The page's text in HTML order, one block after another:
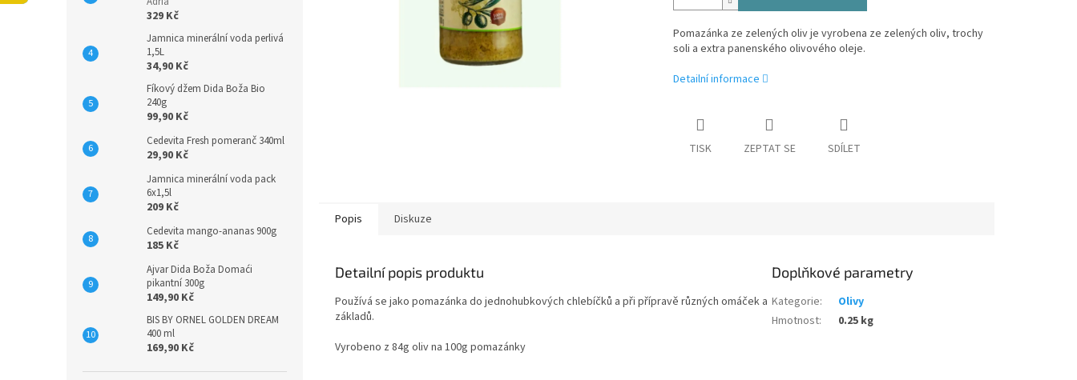
329 Kč
Jamnica minerální voda perlivá
1,5L
34,90 Kč
Fíkový džem Dida Boža Bio
240g
99,90 Kč
Cedevita Fresh pomeranč 340ml
29,90 Kč
Jamnica minerální voda pack
6x1,5l
209 Kč
Cedevita mango-ananas 900g
185 Kč
Ajvar Dida Boža Domaći
pikantní 300g
149,90 Kč
BIS BY ORNEL GOLDEN DREAM
400 ml
169,90 Kč
Pomazánka ze zelených oliv je vyrobena ze zelených oliv, trochy
soli a extra panenského olivového oleje.
Detailní informace
TISK ZEPTAT SE SDÍLET
Popis Diskuze
Detailní popis produktu
Používá se jako pomazánka do jednohubkových chlebíčků a při přípravě různých omáček a
základů.
Vyrobeno z 84g oliv na 100g pomazánky
Doplňkové parametry
Kategorie:
Olivy
Hmotnost: 0.25 kg